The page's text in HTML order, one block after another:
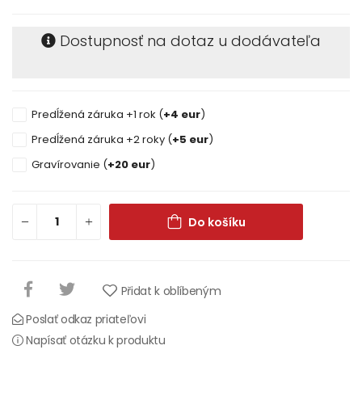
Dostupnosť na dotaz u dodávateľa
Predĺžená záruka +1 rok (+4 eur)
Predĺžená záruka +2 roky (+5 eur)
Gravírovanie (+20 eur)
Do košíku
Přidat k oblíbeným
Poslať odkaz priateľovi
Napísať otázku k produktu